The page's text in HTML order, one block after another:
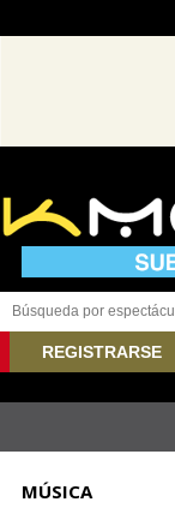
REGISTRARSE
MÚSICA